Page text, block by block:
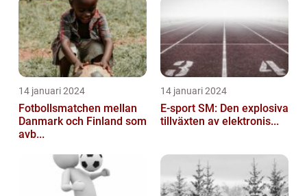
14 januari 2024
Fotbollsmatchen mellan
Danmark och Finland som
avb...
14 januari 2024
E-sport SM: Den explosiva
tillväxten av elektronis...